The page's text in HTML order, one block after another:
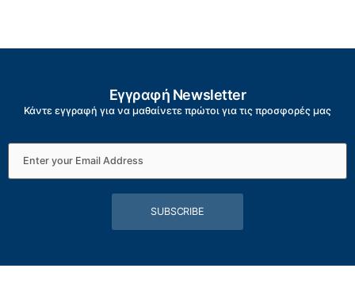
Εγγραφή Newsletter
Κάντε εγγραφή για να μαθαίνετε πρώτοι για τις προσφορές μας
SUBSCRIBE